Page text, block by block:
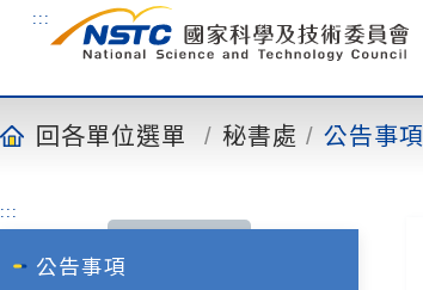
內
容
:::
回各單位選單 秘書處 公告事項
:::
公告事項